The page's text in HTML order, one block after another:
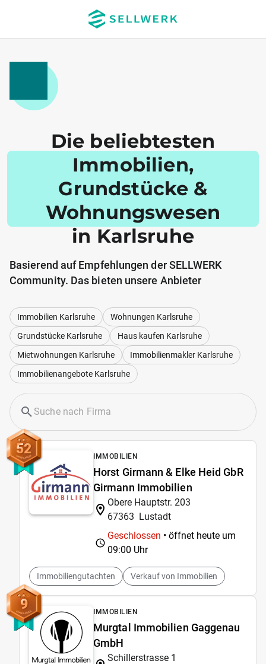
Die beliebtesten
Immobilien,
Grundstücke &
Wohnungswesen
in Karlsruhe
Basierend auf Empfehlungen der SELLWERK
Community. Das bieten unsere Anbieter
Immobilien Karlsruhe
Wohnungen Karlsruhe
Grundstücke Karlsruhe
Haus kaufen Karlsruhe
Mietwohnungen Karlsruhe
Immobilienmakler Karlsruhe
Immobilienangebote Karlsruhe
52 IMMOBILIEN
Horst Girmann & Elke Heid GbR
Girmann Immobilien
Obere Hauptstr. 203
67363 Lustadt
Geschlossen • öffnet heute um
09:00 Uhr
Immobiliengutachten Verkauf von Immobilien
9 IMMOBILIEN
Murgtal Immobilien Gaggenau
GmbH
Schillerstrasse 1